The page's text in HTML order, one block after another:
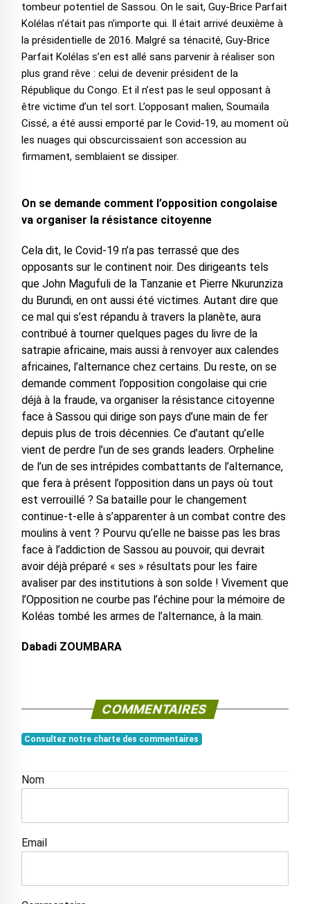
tombeur potentiel de Sassou. On le sait, Guy-Brice Parfait
Kolélas n’était pas n’importe qui. Il était arrivé deuxième à
la présidentielle de 2016. Malgré sa ténacité, Guy-Brice
Parfait Kolélas s’en est allé sans parvenir à réaliser son
plus grand rêve : celui de devenir président de la
République du Congo. Et il n’est pas le seul opposant à
être victime d’un tel sort. L’opposant malien, Soumaïla
Cissé, a été aussi emporté par le Covid-19, au moment où
les nuages qui obscurcissaient son accession au
firmament, semblaient se dissiper.
On se demande comment l’opposition congolaise
va organiser la résistance citoyenne
Cela dit, le Covid-19 n’a pas terrassé que des
opposants sur le continent noir. Des dirigeants tels
que John Magufuli de la Tanzanie et Pierre Nkurunziza
du Burundi, en ont aussi été victimes. Autant dire que
ce mal qui s’est répandu à travers la planète, aura
contribué à tourner quelques pages du livre de la
satrapie africaine, mais aussi à renvoyer aux calendes
africaines, l’alternance chez certains. Du reste, on se
demande comment l’opposition congolaise qui crie
déjà à la fraude, va organiser la résistance citoyenne
face à Sassou qui dirige son pays d’une main de fer
depuis plus de trois décennies. Ce d’autant qu’elle
vient de perdre l’un de ses grands leaders. Orpheline
de l’un de ses intrépides combattants de l’alternance,
que fera à présent l’opposition dans un pays où tout
est verrouillé ? Sa bataille pour le changement
continue-t-elle à s’apparenter à un combat contre des
moulins à vent ? Pourvu qu’elle ne baisse pas les bras
face à l’addiction de Sassou au pouvoir, qui devrait
avoir déjà préparé « ses » résultats pour les faire
avaliser par des institutions à son solde ! Vivement que
l’Opposition ne courbe pas l’échine pour la mémoire de
Koléas tombé les armes de l’alternance, à la main.
Dabadi ZOUMBARA
COMMENTAIRES
Consultez notre charte des commentaires
Nom
Email